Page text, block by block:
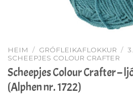
HEIM / GRÓFLEIKAFLOKKUR /
SCHEEPJES COLOUR CRAFTER
Scheepjes Colour Crafter –
(Alphen nr. 1722)